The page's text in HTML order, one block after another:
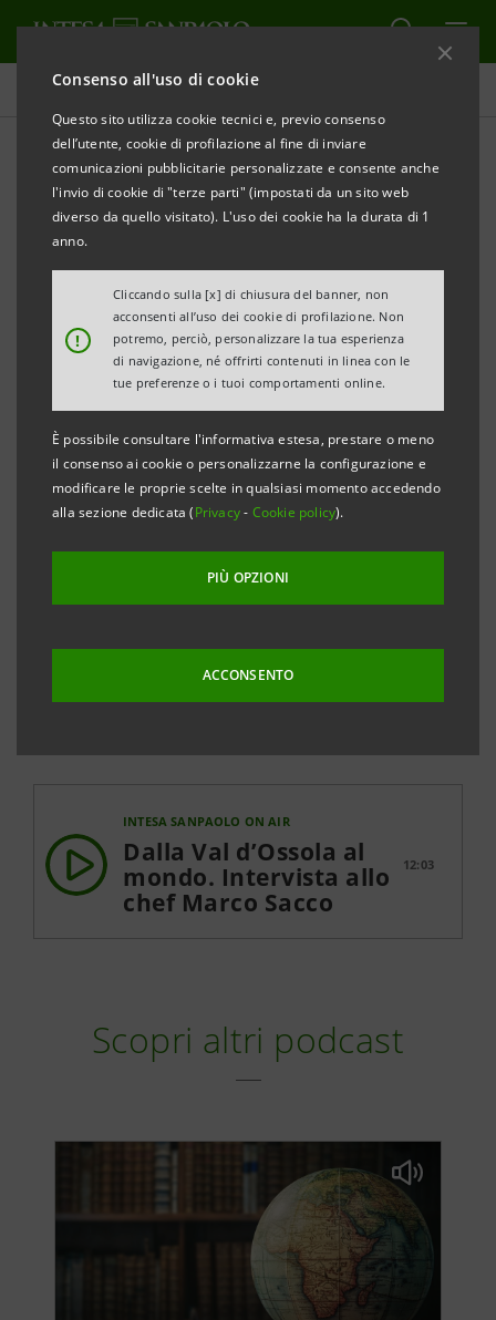
Consenso all'uso di cookie
Questo sito utilizza cookie tecnici e, previo consenso
dell’utente, cookie di profilazione al fine di inviare
comunicazioni pubblicitarie personalizzate e consente anche
l'invio di cookie di "terze parti" (impostati da un sito web
diverso da quello visitato). L'uso dei cookie ha la durata di 1
anno.
!
Cliccando sulla [x] di chiusura del banner, non
acconsenti all’uso dei cookie di profilazione. Non
potremo, perciò, personalizzare la tua esperienza
di navigazione, né offrirti contenuti in linea con le
tue preferenze o i tuoi comportamenti online.
È possibile consultare l'informativa estesa, prestare o meno
il consenso ai cookie o personalizzarne la configurazione e
modificare le proprie scelte in qualsiasi momento accedendo
alla sezione dedicata (Privacy- Cookie policy).
PIÙ OPZIONI
ACCONSENTO
Intesa Sanpaolo On Air
ECONOMIA
Cucina sostenibile con Chef
In questo episodio saliamo al Grattacielo di Intesa
Sanpaolo a Torino, fino al “Piano35”, ristorante
guidato dallo chef Marco Sacco. Uno dei protagonisti
della cucina italiana nel mondo racconta la nuova
stagione della sua attività, improntata a una filosofia
di cucina territoriale e sostenibile. Un impegno
coerente che sfida le difficoltà attuali e guarda al
futuro con ottimismo. Intervista a cura di Rinaldo
INTESA SANPAOLO ON AIR
Dalla Val d’Ossola al
mondo. Intervista allo
chef Marco Sacco
12:03
Scopri altri podcast